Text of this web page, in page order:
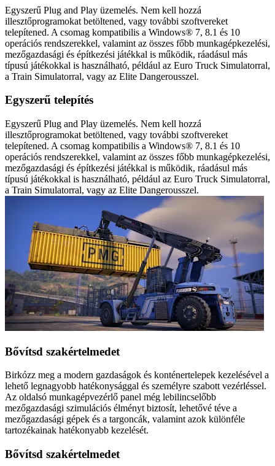
Egyszerű Plug and Play üzemelés. Nem kell hozzá
illesztőprogramokat betöltened, vagy további szoftvereket
telepítened. A csomag kompatibilis a Windows® 7, 8.1 és 10
operációs rendszerekkel, valamint az összes főbb munkagépkezelési,
mezőgazdasági és építkezési játékkal is működik, ráadásul más
típusú játékokkal is használható, például az Euro Truck Simulatorral,
a Train Simulatorral, vagy az Elite Dangerousszel.
Egyszerű telepítés
Egyszerű Plug and Play üzemelés. Nem kell hozzá
illesztőprogramokat betöltened, vagy további szoftvereket
telepítened. A csomag kompatibilis a Windows® 7, 8.1 és 10
operációs rendszerekkel, valamint az összes főbb munkagépkezelési,
mezőgazdasági és építkezési játékkal is működik, ráadásul más
típusú játékokkal is használható, például az Euro Truck Simulatorral,
a Train Simulatorral, vagy az Elite Dangerousszel.
Bővítsd szakértelmedet
Birkózz meg a modern gazdaságok és konténertelepek kezelésével a
lehető legnagyobb hatékonysággal és személyre szabott vezérléssel.
Az oldalsó munkagépvezérlő panel még lebilincselőbb
mezőgazdasági szimulációs élményt biztosít, lehetővé téve a
mezőgazdasági gépek és a targoncák, valamint azok különféle
tartozékainak hatékonyabb kezelését.
Bővítsd szakértelmedet